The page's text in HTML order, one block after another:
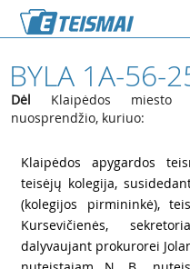
BYLA 1A-56-
Dėl Klaipėdos miesto
nuosprendžio, kuriuo:
Klaipėdos apygardos
teisėjų kolegija,
(kolegijos pirmininkė),
Kursevičienės,
dalyvaujant prokurorei